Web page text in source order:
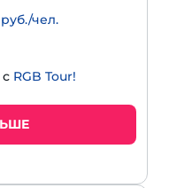
чел.
RGB Tour!